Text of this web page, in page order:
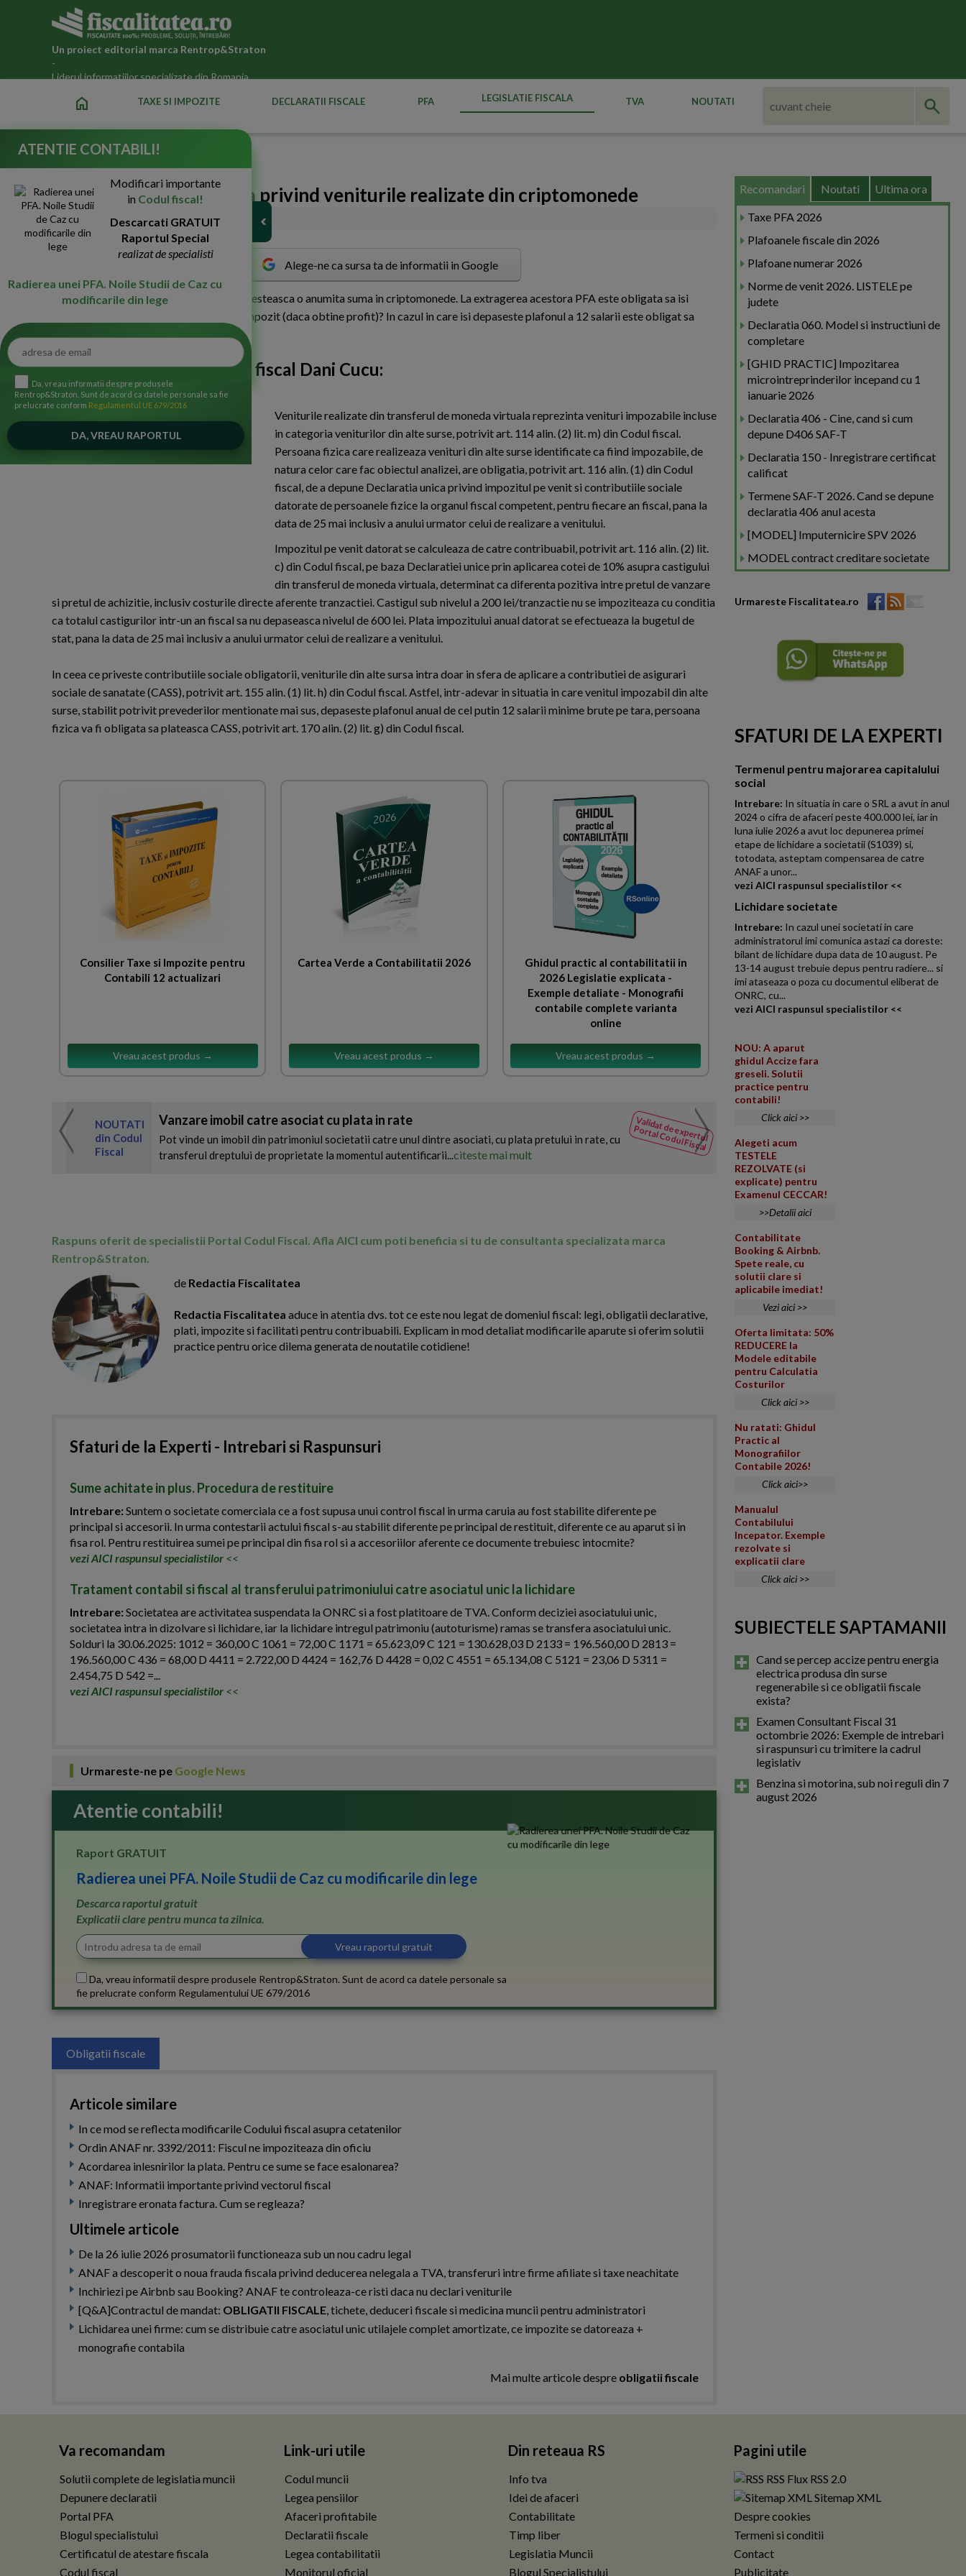
Un proiect editorial marca Rentrop&Straton
-
Liderul informatiilor specializate din Romania
home TAXE SI IMPOZITE DECLARATII FISCALE PFA LEGISLATIE FISCALA TVA NOUTATI
Obligatii fiscale de plata privind veniturile realizate din criptomonede
22-Iun-2021 3019
Alege-ne ca sursa ta de informatii in Google
persoana fizica (nu PFA) doreste sa investeasca o anumita suma in criptomonede. La extragerea acestora PFA este obligata sa isi
depuna declaratia unica si sa plateasca impozit (daca obtine profit)? In cazul in care isi depaseste plafonul a 12 salarii este obligat sa
plateasca la sanatate si pensie?
Raspunsul consultantului fiscal Dani Cucu:
Veniturile realizate din transferul de moneda virtuala reprezinta venituri impozabile incluse
in categoria veniturilor din alte surse, potrivit art. 114 alin. (2) lit. m) din Codul fiscal.
Persoana fizica care realizeaza venituri din alte surse identificate ca fiind impozabile, de
natura celor care fac obiectul analizei, are obligatia, potrivit art. 116 alin. (1) din Codul
fiscal, de a depune Declaratia unica privind impozitul pe venit si contributiile sociale
datorate de persoanele fizice la organul fiscal competent, pentru fiecare an fiscal, pana la
data de 25 mai inclusiv a anului urmator celui de realizare a venitului.
Impozitul pe venit datorat se calculeaza de catre contribuabil, potrivit art. 116 alin. (2) lit.
c) din Codul fiscal, pe baza Declaratiei unice prin aplicarea cotei de 10% asupra castigului
din transferul de moneda virtuala, determinat ca diferenta pozitiva intre pretul de vanzare
si pretul de achizitie, inclusiv costurile directe aferente tranzactiei. Castigul sub nivelul a 200 lei/tranzactie nu se impoziteaza cu conditia
ca totalul castigurilor intr-un an fiscal sa nu depaseasca nivelul de 600 lei. Plata impozitului anual datorat se efectueaza la bugetul de
stat, pana la data de 25 mai inclusiv a anului urmator celui de realizare a venitului.
In ceea ce priveste contributiile sociale obligatorii, veniturile din alte sursa intra doar in sfera de aplicare a contributiei de asigurari
sociale de sanatate (CASS), potrivit art. 155 alin. (1) lit. h) din Codul fiscal. Astfel, intr-adevar in situatia in care venitul impozabil din alte
surse, stabilit potrivit prevederilor mentionate mai sus, depaseste plafonul anual de cel putin 12 salarii minime brute pe tara, persoana
fizica va fi obligata sa plateasca CASS, potrivit art. 170 alin. (2) lit. g) din Codul fiscal.
Consilier Taxe si Impozite pentru
Contabili 12 actualizari
Vreau acest produs →
Cartea Verde a Contabilitatii 2026
Vreau acest produs →
Ghidul practic al contabilitatii in
2026 Legislatie explicata -
Exemple detaliate - Monografii
contabile complete varianta
online
Vreau acest produs →
NOUTATI
din Codul
Fiscal
Validat de expertul
Portal Codul Fiscal
Vanzare imobil catre asociat cu plata in rate
Pot vinde un imobil din patrimoniul societatii catre unul dintre asociati, cu plata pretului in rate, cu
transferul dreptului de proprietate la momentul autentificarii...citeste mai mult
NOUTATI
din Codul
Fiscal
Raspuns oferit de specialistii Portal Codul Fiscal. Afla AICI cum poti beneficia si tu de consultanta specializata marca
Rentrop&Straton.
de Redactia Fiscalitatea
Redactia Fiscalitatea aduce in atentia dvs. tot ce este nou legat de domeniul fiscal: legi, obligatii declarative,
plati, impozite si facilitati pentru contribuabili. Explicam in mod detaliat modificarile aparute si oferim solutii
practice pentru orice dilema generata de noutatile cotidiene!
Sfaturi de la Experti - Intrebari si Raspunsuri
Sume achitate in plus. Procedura de restituire
Intrebare:Suntem o societate comerciala ce a fost supusa unui control fiscal in urma caruia au fost stabilite diferente pe
principal si accesorii. In urma contestarii actului fiscal s-au stabilit diferente pe principal de restituit, diferente ce au aparut si in
fisa rol. Pentru restituirea sumei pe principal din fisa rol si a accesoriilor aferente ce documente trebuiesc intocmite?
vezi AICI raspunsul specialistilor <<
Tratament contabil si fiscal al transferului patrimoniului catre asociatul unic la lichidare
Intrebare:Societatea are activitatea suspendata la ONRC si a fost platitoare de TVA. Conform deciziei asociatului unic,
societatea intra in dizolvare si lichidare, iar la lichidare intregul patrimoniu (autoturisme) ramas se transfera asociatului unic.
Solduri la 30.06.2025: 1012 = 360,00 C 1061 = 72,00 C 1171 = 65.623,09 C 121 = 130.628,03 D 2133 = 196.560,00 D 2813 =
196.560,00 C 436 = 68,00 D 4411 = 2.722,00 D 4424 = 162,76 D 4428 = 0,02 C 4551 = 65.134,08 C 5121 = 23,06 D 5311 =
2.454,75 D 542 =...
vezi AICI raspunsul specialistilor <<
Urmareste-ne pe Google News
Atentie contabili!
Raport GRATUIT
Radierea unei PFA. Noile Studii de Caz cu modificarile din lege
Descarca raportul gratuit
Explicatii clare pentru munca ta zilnica.
Da, vreau informatii despre produsele Rentrop&Straton. Sunt de acord ca datele personale sa
fie prelucrate conform Regulamentului UE 679/2016
Obligatii fiscale
Articole similare
In ce mod se reflecta modificarile Codului fiscal asupra cetatenilor
Ordin ANAF nr. 3392/2011: Fiscul ne impoziteaza din oficiu
Acordarea inlesnirilor la plata. Pentru ce sume se face esalonarea?
ANAF: Informatii importante privind vectorul fiscal
Inregistrare eronata factura. Cum se regleaza?
Ultimele articole
De la 26 iulie 2026 prosumatorii functioneaza sub un nou cadru legal
ANAF a descoperit o noua frauda fiscala privind deducerea nelegala a TVA, transferuri intre firme afiliate si taxe neachitate
Inchiriezi pe Airbnb sau Booking? ANAF te controleaza-ce risti daca nu declari veniturile
[Q&A]Contractul de mandat: OBLIGATII FISCALE, tichete, deduceri fiscale si medicina muncii pentru administratori
Lichidarea unei firme: cum se distribuie catre asociatul unic utilajele complet amortizate, ce impozite se datoreaza +
monografie contabila
Mai multe articole despre obligatii fiscale
Recomandari Noutati Ultima ora
Taxe PFA 2026
Plafoanele fiscale din 2026
Plafoane numerar 2026
Norme de venit 2026. LISTELE pe
judete
Declaratia 060. Model si instructiuni de
completare
[GHID PRACTIC] Impozitarea
microintreprinderilor incepand cu 1
ianuarie 2026
Declaratia 406 - Cine, cand si cum
depune D406 SAF-T
Declaratia 150 - Inregistrare certificat
calificat
Termene SAF-T 2026. Cand se depune
declaratia 406 anul acesta
[MODEL] Imputernicire SPV 2026
MODEL contract creditare societate
Urmareste Fiscalitatea.ro
SFATURI DE LA EXPERTI
Termenul pentru majorarea capitalului
social
Intrebare: In situatia in care o SRL a avut in anul
2024 o cifra de afaceri peste 400.000 lei, iar in
luna iulie 2026 a avut loc depunerea primei
etape de lichidare a societatii (S1039) si,
totodata, asteptam compensarea de catre
ANAF a unor...
vezi AICI raspunsul specialistilor <<
Lichidare societate
Intrebare: In cazul unei societati in care
administratorul imi comunica astazi ca doreste:
bilant de lichidare dupa data de 10 august. Pe
13-14 august trebuie depus pentru radiere... si
imi ataseaza o poza cu documentul eliberat de
ONRC, cu...
vezi AICI raspunsul specialistilor <<
NOU: A aparut
ghidul Accize fara
greseli. Solutii
practice pentru
contabili!
Click aici >>
Alegeti acum
TESTELE
REZOLVATE (si
explicate) pentru
Examenul CECCAR!
>>Detalii aici
Contabilitate
Booking & Airbnb.
Spete reale, cu
solutii clare si
aplicabile imediat!
Vezi aici >>
Oferta limitata: 50%
REDUCERE la
Modele editabile
pentru Calculatia
Costurilor
Click aici >>
Nu ratati: Ghidul
Practic al
Monografiilor
Contabile 2026!
Click aici>>
Manualul
Contabilului
Incepator. Exemple
rezolvate si
explicatii clare
Click aici >>
SUBIECTELE SAPTAMANII
Cand se percep accize pentru energia
electrica produsa din surse
regenerabile si ce obligatii fiscale
exista?
Examen Consultant Fiscal 31
octombrie 2026: Exemple de intrebari
si raspunsuri cu trimitere la cadrul
legislativ
Benzina si motorina, sub noi reguli din 7
august 2026
ATENTIE CONTABILI!
Modificari importante
in Codul fiscal!
Descarcati GRATUIT
Raportul Special
realizat de specialisti
Radierea unei PFA. Noile Studii de Caz cu
modificarile din lege
Da, vreau informatii despre produsele
Rentrop&Straton. Sunt de acord ca datele personale sa fie
prelucrate conform Regulamentul UE 679/2016
Va recomandam
Solutii complete de legislatia muncii
Depunere declaratii
Portal PFA
Blogul specialistului
Certificatul de atestare fiscala
Codul fiscal
Link-uri utile
Codul muncii
Legea pensiilor
Afaceri profitabile
Declaratii fiscale
Legea contabilitatii
Monitorul oficial
Din reteaua RS
Info tva
Idei de afaceri
Contabilitate
Timp liber
Legislatia Muncii
Blogul Specialistului
Pagini utile
RSS Flux RSS 2.0
Sitemap XML
Despre cookies
Termeni si conditii
Contact
Publicitate